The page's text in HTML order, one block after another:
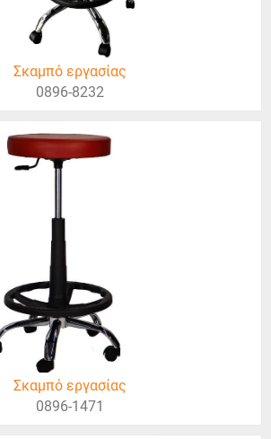
Σκαμπό εργασίας
0896-8232
Σκαμπό εργασίας
0896-1471